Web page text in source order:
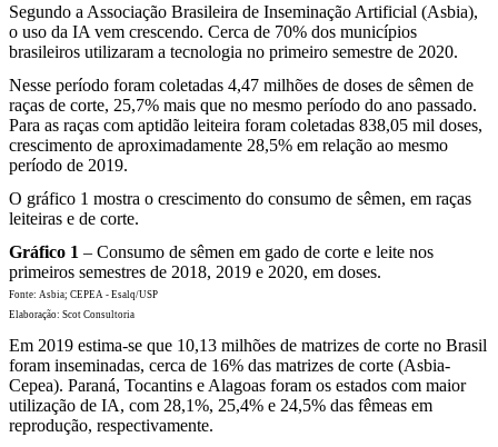
Segundo a Associação Brasileira de Inseminação Artificial (Asbia),
o uso da IA vem crescendo. Cerca de 70% dos municípios
brasileiros utilizaram a tecnologia no primeiro semestre de 2020.
Nesse período foram coletadas 4,47 milhões de doses de sêmen de
raças de corte, 25,7% mais que no mesmo período do ano passado.
Para as raças com aptidão leiteira foram coletadas 838,05 mil doses,
crescimento de aproximadamente 28,5% em relação ao mesmo
período de 2019.
O gráfico 1 mostra o crescimento do consumo de sêmen, em raças
leiteiras e de corte.
Gráfico 1 – Consumo de sêmen em gado de corte e leite nos
primeiros semestres de 2018, 2019 e 2020, em doses.
Fonte: Asbia; CEPEA - Esalq/USP
Elaboração: Scot Consultoria
Em 2019 estima-se que 10,13 milhões de matrizes de corte no Brasil
foram inseminadas, cerca de 16% das matrizes de corte (Asbia-
Cepea). Paraná, Tocantins e Alagoas foram os estados com maior
utilização de IA, com 28,1%, 25,4% e 24,5% das fêmeas em
reprodução, respectivamente.